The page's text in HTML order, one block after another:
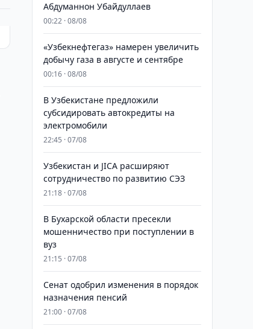
Абдуманнон Убайдуллаев
00:22 · 08/08
«Узбекнефтегаз» намерен увеличить
добычу газа в августе и сентябре
00:16 · 08/08
В Узбекистане предложили
субсидировать автокредиты на
электромобили
22:45 · 07/08
Узбекистан и JICA расширяют
сотрудничество по развитию СЭЗ
21:18 · 07/08
В Бухарской области пресекли
мошенничество при поступлении в
вуз
21:15 · 07/08
Сенат одобрил изменения в порядок
назначения пенсий
21:00 · 07/08